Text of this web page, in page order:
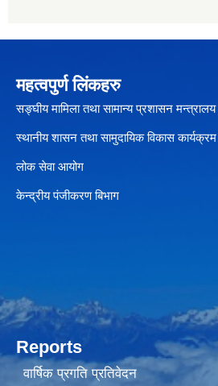
महत्वपुर्ण लिंकहरु
सङ्घीय मामिला तथा सामान्य प्रशासन मन्त्रालय
स्थानीय शासन तथा सामुदायिक विकास कार्यक्रम
लोक सेवा आयोग
केन्द्रीय पंजीकरण बिभाग
Reports
वार्षिक प्रगति प्रतिवेदन